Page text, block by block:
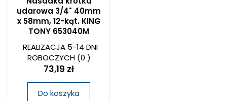
udarowa 3/4" 40mm
x 58mm, 12-kąt. KING
TONY 653040M
REALIZACJA 5-14 DNI
ROBOCZYCH(0 )
73,19 zł
Do koszyka